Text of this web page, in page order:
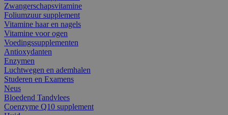
Zwangerschapsvitamine
Foliumzuur supplement
Vitamine haar en nagels
Vitamine voor ogen
Voedingssupplementen
Antioxydanten
Enzymen
Luchtwegen en ademhalen
Studeren en Examens
Neus
Bloedend Tandvlees
Coenzyme Q10 supplement